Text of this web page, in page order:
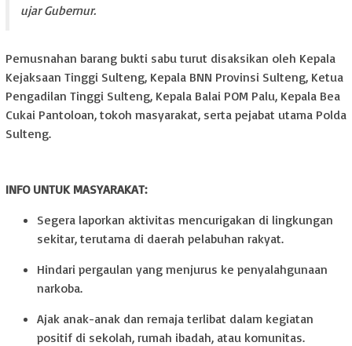
ujar Gubernur.
Pemusnahan barang bukti sabu turut disaksikan oleh Kepala
Kejaksaan Tinggi Sulteng, Kepala BNN Provinsi Sulteng, Ketua
Pengadilan Tinggi Sulteng, Kepala Balai POM Palu, Kepala Bea
Cukai Pantoloan, tokoh masyarakat, serta pejabat utama Polda
Sulteng.
INFO UNTUK MASYARAKAT:
Segera laporkan aktivitas mencurigakan di lingkungan
sekitar, terutama di daerah pelabuhan rakyat.
Hindari pergaulan yang menjurus ke penyalahgunaan
narkoba.
Ajak anak-anak dan remaja terlibat dalam kegiatan
positif di sekolah, rumah ibadah, atau komunitas.